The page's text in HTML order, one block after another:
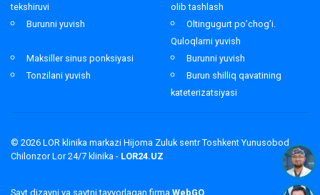
tekshiruvi
olib tashlash
Burunni yuvish
Oltingugurt po’chog’i.
Quloqlarni yuvish
Maksiller sinus ponksiyasi
Burunni yuvish
Tonzilani yuvish
Burun shilliq qavatining
kateterizatsiyasi
© 2026 LOR klinika markazi Hijoma Zuluk sentr Toshkent Yunusobod
Chilonzor Lor 24/7 klinika - LOR24.UZ
Sayt dizayni va saytni tayyorlagan firma WebGO